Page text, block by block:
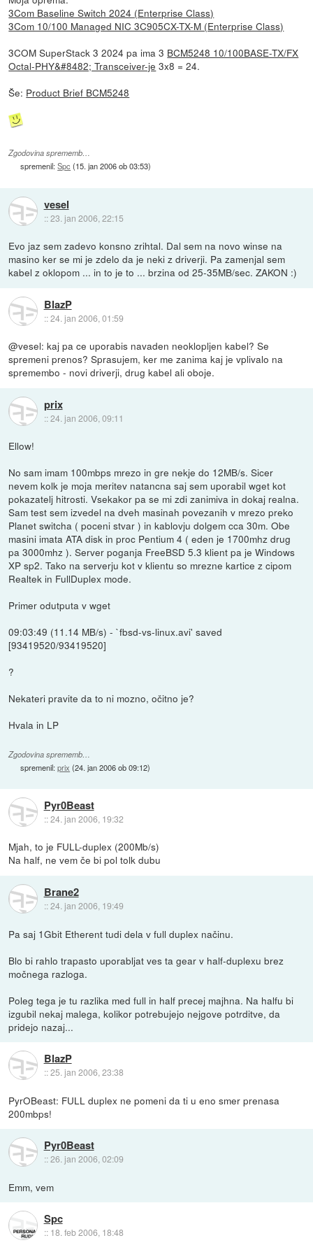
3Com Baseline Switch 2024 (Enterprise Class)
3Com 10/100 Managed NIC 3C905CX-TX-M (Enterprise Class)
3COM SuperStack 3 2024 pa ima 3 BCM5248 10/100BASE-TX/FX
Octal-PHY&#8482; Transceiver-je 3x8 = 24.
Še: Product Brief BCM5248
Zgodovina sprememb…
spremenil:Spc (15. jan 2006 ob 03:53)
vesel
::23. jan 2006, 22:15
Evo jaz sem zadevo konsno zrihtal. Dal sem na novo winse na
masino ker se mi je zdelo da je neki z driverji. Pa zamenjal sem
kabel z oklopom ... in to je to ... brzina od 25-35MB/sec. ZAKON :)
BlazP
::24. jan 2006, 01:59
@vesel: kaj pa ce uporabis navaden neoklopljen kabel? Se
spremeni prenos? Sprasujem, ker me zanima kaj je vplivalo na
spremembo - novi driverji, drug kabel ali oboje.
prix
::24. jan 2006, 09:11
Ellow!
No sam imam 100mbps mrezo in gre nekje do 12MB/s. Sicer
nevem kolk je moja meritev natancna saj sem uporabil wget kot
pokazatelj hitrosti. Vsekakor pa se mi zdi zanimiva in dokaj realna.
Sam test sem izvedel na dveh masinah povezanih v mrezo preko
Planet switcha ( poceni stvar ) in kablovju dolgem cca 30m. Obe
masini imata ATA disk in proc Pentium 4 ( eden je 1700mhz drug
pa 3000mhz ). Server poganja FreeBSD 5.3 klient pa je Windows
XP sp2. Tako na serverju kot v klientu so mrezne kartice z cipom
Realtek in FullDuplex mode.
Primer odutputa v wget
09:03:49 (11.14 MB/s) - `fbsd-vs-linux.avi' saved
[93419520/93419520]
?
Nekateri pravite da to ni mozno, očitno je?
Hvala in LP
Zgodovina sprememb…
spremenil:prix (24. jan 2006 ob 09:12)
Pyr0Beast
::24. jan 2006, 19:32
Mjah, to je FULL-duplex (200Mb/s)
Na half, ne vem če bi pol tolk dubu
Brane2
::24. jan 2006, 19:49
Pa saj 1Gbit Etherent tudi dela v full duplex načinu.
Blo bi rahlo trapasto uporabljat ves ta gear v half-duplexu brez
močnega razloga.
Poleg tega je tu razlika med full in half precej majhna. Na halfu bi
izgubil nekaj malega, kolikor potrebujejo nejgove potrditve, da
pridejo nazaj...
BlazP
::25. jan 2006, 23:38
PyrOBeast: FULL duplex ne pomeni da ti u eno smer prenasa
200mbps!
Pyr0Beast
::26. jan 2006, 02:09
Emm, vem
Spc
:: 18. feb 2006, 18:48